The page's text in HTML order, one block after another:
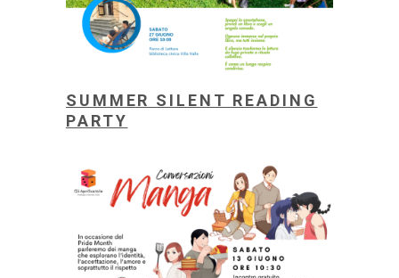
SUMMER SILENT READING
PARTY